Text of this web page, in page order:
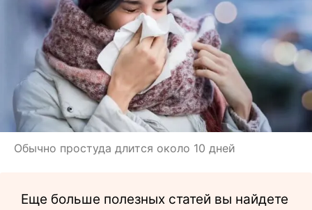
Обычно простуда длится около 10 дней
Еще больше полезных статей вы найдете